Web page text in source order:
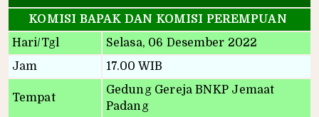
KOMISI BAPAK DAN KOMISI PEREMPUAN
Hari/Tgl
Selasa, 06 Desember 2022
Jam
17.00 WIB
Tempat
Gedung Gereja BNKP Jemaat
Padang